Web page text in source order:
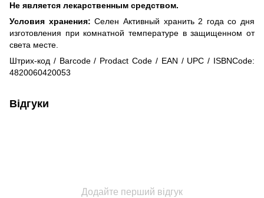
Не является лекарственным средством.
Условия хранения: Селен Активный хранить 2 года со дня
изготовления при комнатной температуре в защищенном от
света месте.
Штрих-код / ​​Barcode / Prodact Code / EAN / UPC / ISBNCode:
4820060420053
Відгуки
Додайте перший відгук